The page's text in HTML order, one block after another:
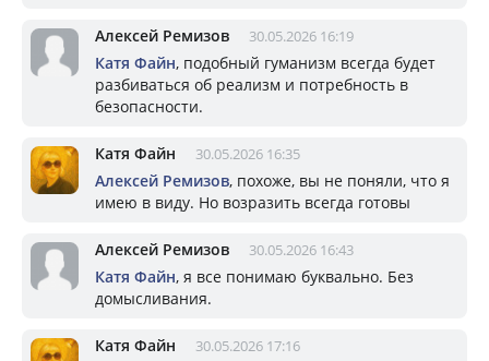
Алексей Ремизов 30.05.2026 16:19
Катя Файн, подобный гуманизм всегда будет
разбиваться об реализм и потребность в
безопасности.
Катя Файн 30.05.2026 16:35
Алексей Ремизов, похоже, вы не поняли, что я
имею в виду. Но возразить всегда готовы
Алексей Ремизов 30.05.2026 16:43
Катя Файн, я все понимаю буквально. Без
домысливания.
Катя Файн 30.05.2026 17:16